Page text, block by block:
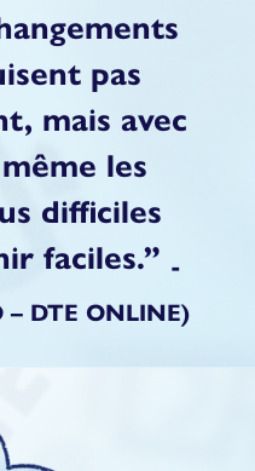
pas
mais avec
les
difficiles
faciles.” -
– DTE ONLINE)